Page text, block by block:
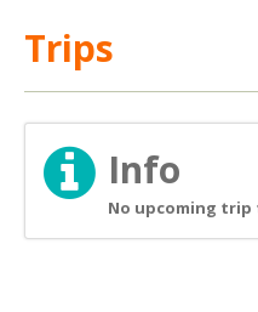
Trips
Info
No upcoming trip